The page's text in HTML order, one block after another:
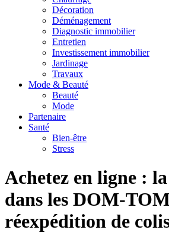
Décoration
Déménagement
Diagnostic immobilier
Entretien
Investissement immobilier
Jardinage
Travaux
Mode & Beauté
Beauté
Mode
Partenaire
Santé
Bien-être
Stress
Achetez en ligne :
dans les DOM-
réexpédition de